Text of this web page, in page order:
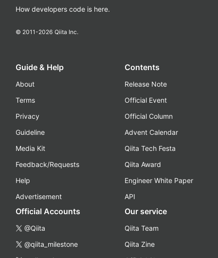
How developers code is here.
© 2011-2026 Qiita Inc.
Guide & Help
About
Terms
Privacy
Guideline
Media Kit
Feedback/Requests
Help
Advertisement
Contents
Release Note
Official Event
Official Column
Advent Calendar
Qiita Tech Festa
Qiita Award
Engineer White Paper
API
Official Accounts
@Qiita
@qiita_milestone
Our service
Qiita Team
Qiita Zine